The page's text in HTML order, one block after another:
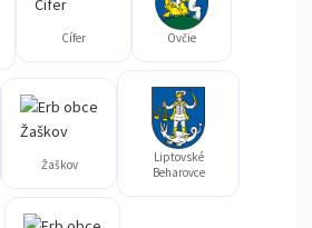
Cífer Ovčie
Žaškov
Liptovské
Beharovce